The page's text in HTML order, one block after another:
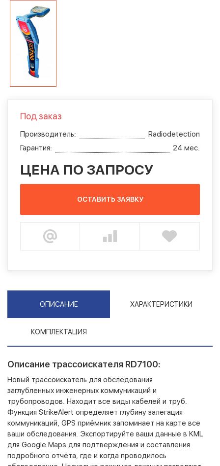
Под заказ
Производитель:
Radiodetection
Гарантия:
24 мес.
ЦЕНА ПО ЗАПРОСУ
ОСТАВИТЬ ЗАЯВКУ
ОПИСАНИЕ ХАРАКТЕРИСТИКИ
КОМПЛЕКТАЦИЯ
Описание трассоискателя RD7100:
Новый трассоискатель для обследования
заглубленных инженерных коммуникаций и
трубопроводов. Находит все виды кабелей и труб.
Функция StrikeAlert определяет глубину залегация
коммуникаций, GPS приёмник запоминает на карте все
ваши обследования. Экспортируйте ваши данные в KML
для Google Maps для подтверждения и составления
подробного отчёта, где и когда проводилось